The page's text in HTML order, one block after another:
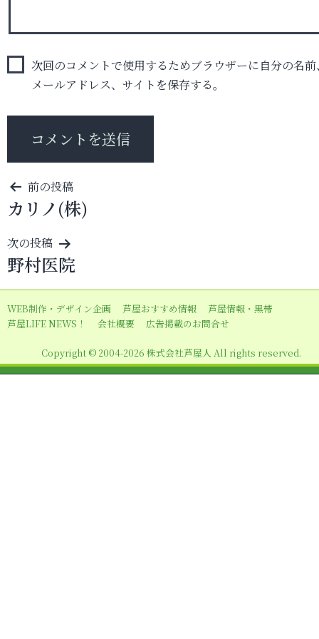
次回のコメントで使用するためブラウザーに自分の名前
メールアドレス、サイトを保存する。
投
稿
ナ
ビ
ゲ
ー
シ
ン
前の投稿
カリノ(株)
次の投稿
野村医院
WEB制作・デザイン企画 芦屋おすすめ情報
芦屋情報・黒帯
芦屋LIFE NEWS！
会社概要 広告掲載のお問合せ
Copyright © 2004-2026 株式会社芦屋人 All rights reserved.